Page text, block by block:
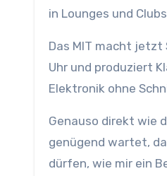
in Lounges und
Das MIT macht jetzt
Uhr und produziert
Elektronik ohne
Genauso direkt wie
genügend wartet,
dürfen, wie mir ein